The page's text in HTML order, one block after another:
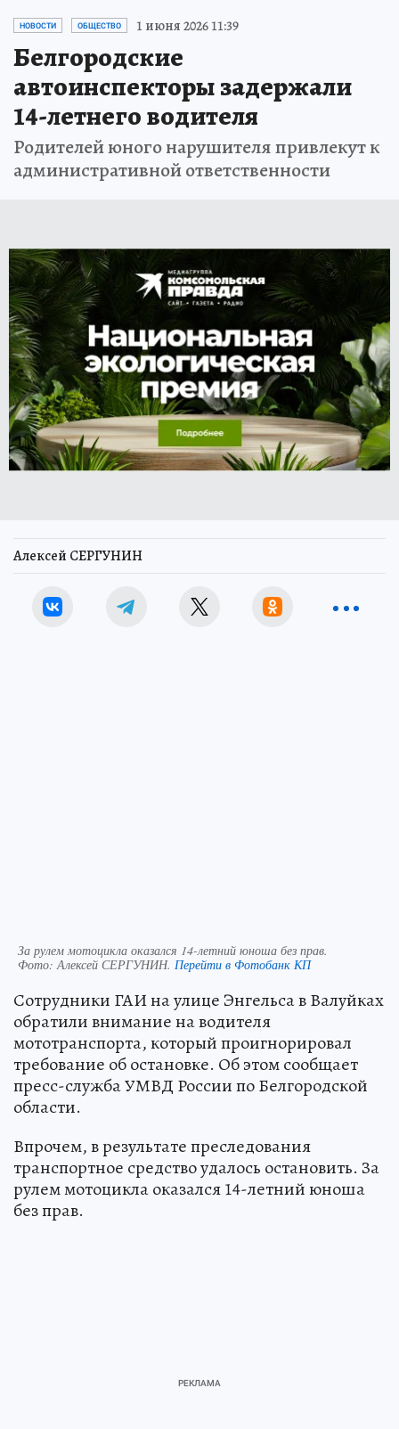
НОВОСТИ ОБЩЕСТВО 1 июня 2026 11:39
Белгородские
автоинспекторы задержали
14-летнего водителя
Родителей юного нарушителя привлекут к
административной ответственности
Алексей СЕРГУНИН
За рулем мотоцикла оказался 14-летний юноша без прав.
Фото: Алексей СЕРГУНИН. Перейти в Фотобанк КП
Сотрудники ГАИ на улице Энгельса в Валуйках
обратили внимание на водителя
мототранспорта, который проигнорировал
требование об остановке. Об этом сообщает
пресс-служба УМВД России по Белгородской
области.
Впрочем, в результате преследования
транспортное средство удалось остановить. За
рулем мотоцикла оказался 14-летний юноша
без прав.